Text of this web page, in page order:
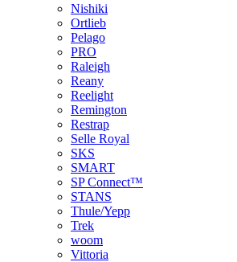
Nishiki
Ortlieb
Pelago
PRO
Raleigh
Reany
Reelight
Remington
Restrap
Selle Royal
SKS
SMART
SP Connect™
STANS
Thule/Yepp
Trek
woom
Vittoria